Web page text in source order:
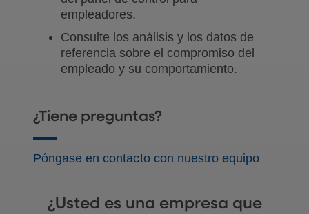
empleadores.
Consulte los análisis y los datos de
referencia sobre el compromiso del
empleado y su comportamiento.
¿Tiene preguntas?
Póngase en contacto con nuestro equipo
¿Usted es una empresa que